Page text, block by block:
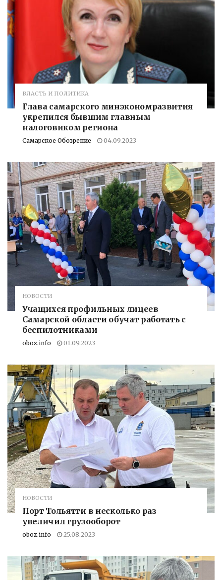
ВЛАСТЬ И ПОЛИТИКА
Глава самарского минэкономразвития
укрепился бывшим главным
налоговиком региона
Самарское Обозрение 04.09.2023
НОВОСТИ
Учащихся профильных лицеев
Самарской области обучат работать с
беспилотниками
oboz.info 01.09.2023
НОВОСТИ
Порт Тольятти в несколько раз
увеличил грузооборот
oboz.info 25.08.2023